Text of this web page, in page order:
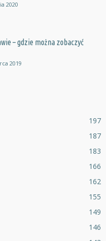
2020
– gdzie można zobaczyć
2019
197
187
183
166
162
155
149
146